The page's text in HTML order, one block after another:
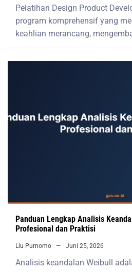
Pelatihan Design Product
program komprehensif yang
keahlian merancang,
Panduan Lengkap Analisis
Profesional dan Praktisi
Liu Purnomo Juni 25, 2026
Analisis keandalan Weibull